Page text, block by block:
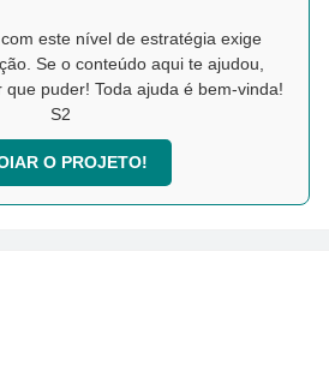
este nível de estratégia exige
Se o conteúdo aqui te ajudou,
puder! Toda ajuda é bem-vinda!
S2
O PROJETO!